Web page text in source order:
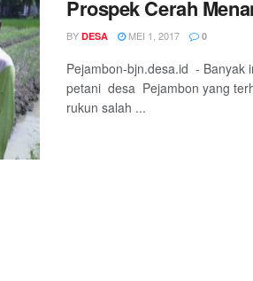
Prospek Cerah
BY DESA MEI 1, 2017 0
Pejambon-bjn.desa.id - Banyak
petani desa Pejambon yang
rukun salah ...